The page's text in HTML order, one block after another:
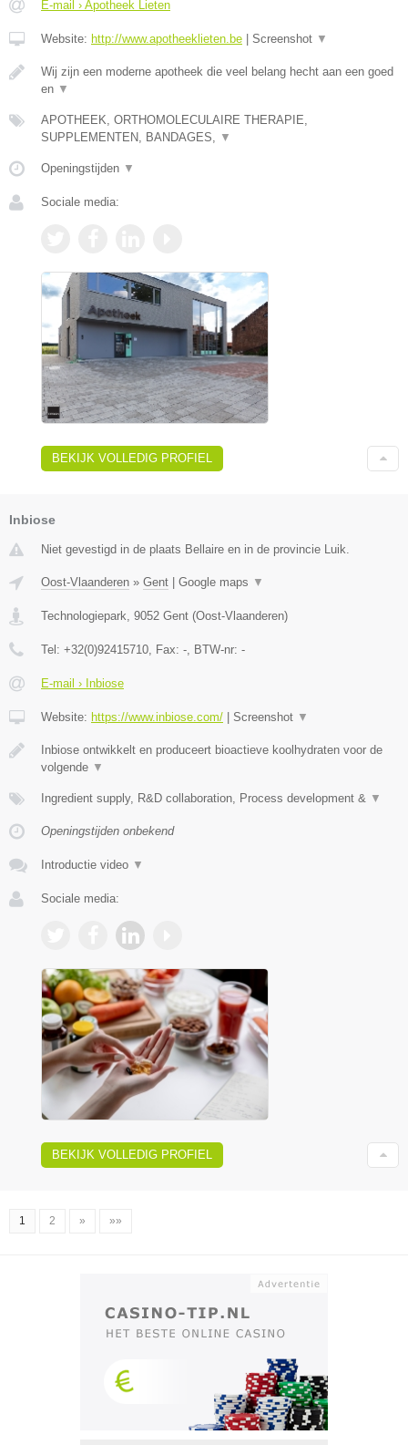
E-mail › Apotheek Lieten
Website: http://www.apotheeklieten.be Screenshot ▼
Wij zijn een moderne apotheek die veel belang hecht aan een goed
en ▼
APOTHEEK, ORTHOMOLECULAIRE THERAPIE,
SUPPLEMENTEN, BANDAGES, ▼
Openingstijden ▼
Sociale media:
BEKIJK VOLLEDIG PROFIEL
Inbiose
Niet gevestigd in de plaats Bellaire en in de provincie Luik.
Oost-Vlaanderen » Gent Google maps ▼
Technologiepark 9052 Gent (Oost-Vlaanderen)
Tel: +32(0)92415710 , Fax: - , BTW-nr: -
E-mail › Inbiose
Website: https://www.inbiose.com/ Screenshot ▼
Inbiose ontwikkelt en produceert bioactieve koolhydraten voor de
volgende ▼
Ingredient supply, R&D collaboration, Process development & ▼
Openingstijden onbekend
Introductie video ▼
Sociale media:
BEKIJK VOLLEDIG PROFIEL
1 2 » »»